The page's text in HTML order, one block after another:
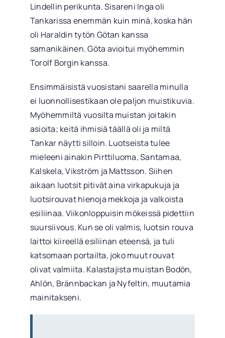
Lindellin perikunta. Sisareni Inga oli
Tankarissa enemmän kuin minä, koska hän
oli Haraldin tytön Götan kanssa
samanikäinen. Göta avioitui myöhemmin
Torolf Borgin kanssa.
Ensimmäisistä vuosistani saarella minulla
ei luonnollisestikaan ole paljon muistikuvia.
Myöhemmiltä vuosilta muistan joitakin
asioita; keitä ihmisiä täällä oli ja miltä
Tankar näytti silloin. Luotseista tulee
mieleeni ainakin Pirttiluoma, Santamaa,
Kalskela, Vikström ja Mattsson. Siihen
aikaan luotsit pitivät aina virkapukuja ja
luotsirouvat hienoja mekkoja ja valkoista
esiliinaa. Viikonloppuisin mökeissä pidettiin
suursiivous. Kun se oli valmis, luotsin rouva
laittoi kiireellä esiliinan eteensä, ja tuli
katsomaan portailta, joko muut rouvat
olivat valmiita. Kalastajista muistan Bodön,
Ahlön, Brännbackan ja Nyfeltin, muutamia
mainitakseni.